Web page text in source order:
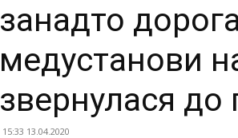
занадто
медустанови
звернулася до
15:33 13.04.2020